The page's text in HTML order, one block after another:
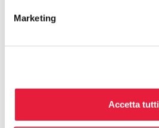
Marketing
Accetta tutti